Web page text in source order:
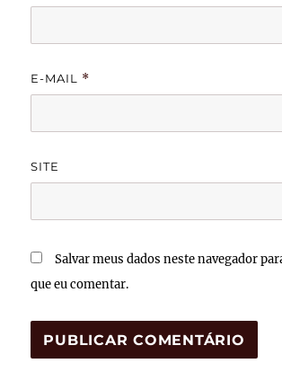
E-MAIL *
SITE
Salvar meus dados neste navegador
que eu comentar.